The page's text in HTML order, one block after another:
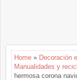
Home » Decoración
Manualidades y
hermosa corona